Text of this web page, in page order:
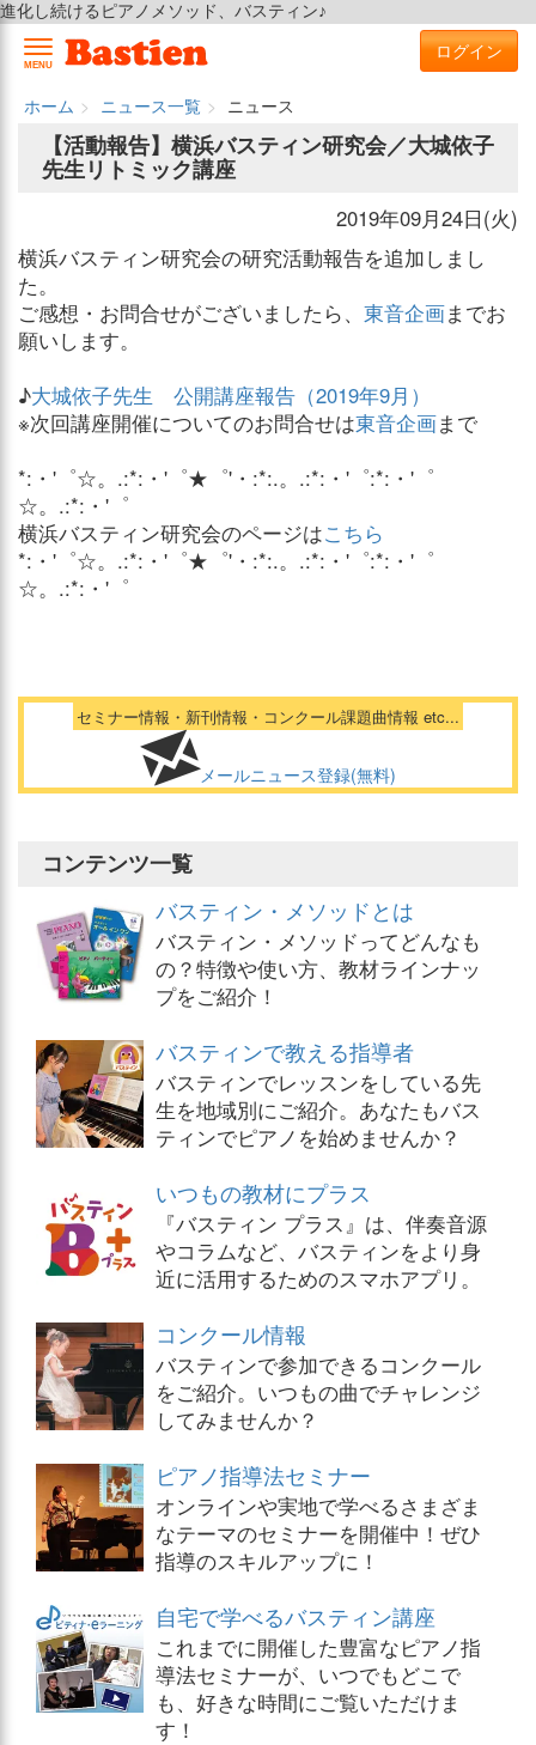
進化し続けるピアノメソッド、バスティン♪
MENU
ログイン
ホーム ニュース一覧
ニュース
【活動報告】横浜バスティン研究会／大城依子
先生リトミック講座
2019年09月24日(火)
横浜バスティン研究会の研究活動報告を追加しまし
た。
ご感想・お問合せがございましたら、 東音企画までお
願いします。
♪大城依子先生 公開講座報告（2019年9月）
※次回講座開催についてのお問合せは東音企画まで
*:・'゜☆。.:*:・'゜★゜'・:*:.。.:*:・'゜:*:・'゜
☆。.:*:・'゜
横浜バスティン研究会のページはこちら
*:・'゜☆。.:*:・'゜★゜'・:*:.。.:*:・'゜:*:・'゜
☆。.:*:・'゜
セミナー情報・新刊情報・コンクール課題曲情報 etc...
メールニュース登録(無料)
コンテンツ一覧
バスティン・メソッドとは
バスティン・メソッドってどんなも
の？特徴や使い方、教材ラインナッ
プをご紹介！
バスティンで教える指導者
バスティンでレッスンをしている先
生を地域別にご紹介。あなたもバス
ティンでピアノを始めませんか？
いつもの教材にプラス
『バスティン プラス』は、伴奏音源
やコラムなど、バスティンをより身
近に活用するためのスマホアプリ。
コンクール情報
バスティンで参加できるコンクール
をご紹介。いつもの曲でチャレンジ
してみませんか？
ピアノ指導法セミナー
オンラインや実地で学べるさまざま
なテーマのセミナーを開催中！ぜひ
指導のスキルアップに！
自宅で学べるバスティン講座
これまでに開催した豊富なピアノ指
導法セミナーが、いつでもどこで
も、好きな時間にご覧いただけま
す！